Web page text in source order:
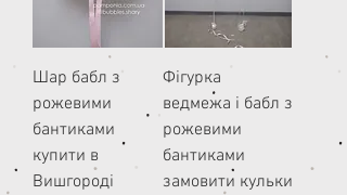
Шар бабл з
рожевими
бантиками
купити в
Вишгороді
Фігурка
ведмежа і бабл з
рожевими
бантиками
замовити кульки